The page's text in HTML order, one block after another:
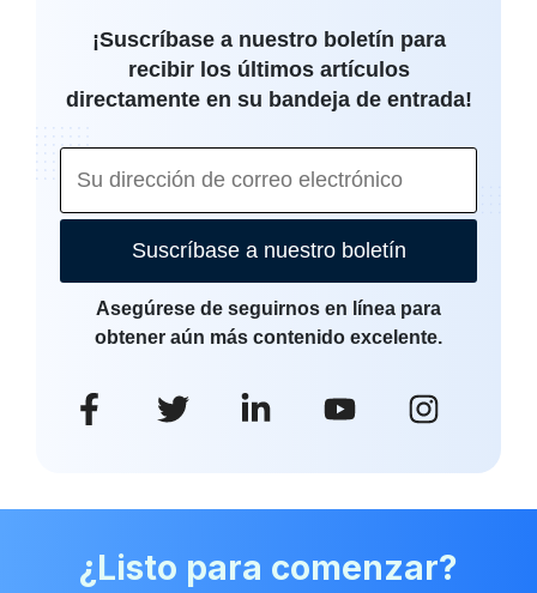
¡Suscríbase a nuestro boletín para
recibir los últimos artículos
directamente en su bandeja de entrada!
Suscríbase a nuestro boletín
Asegúrese de seguirnos en línea para
obtener aún más contenido excelente.
¿Listo para comenzar?